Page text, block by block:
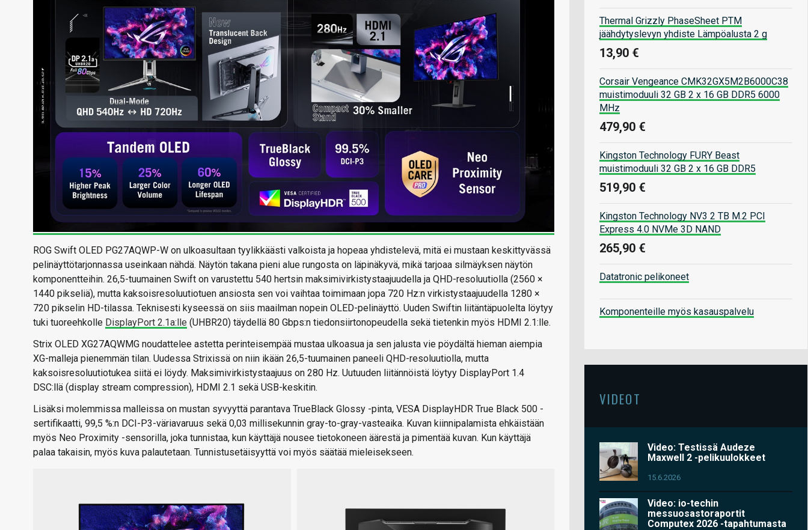
ROG Swift OLED PG27AQWP-W on ulkoasultaan tyylikkäästi valkoista ja hopeaa yhdistelevä, mitä ei mustaan keskittyvässä
pelinäyttötarjonnassa useinkaan nähdä. Näytön takana pieni alue rungosta on läpinäkyvä, mikä tarjoaa silmäyksen näytön
komponentteihin. 26,5-tuumainen Swift on varustettu 540 hertsin maksimivirkistystaajuudella ja QHD-resoluutiolla (2560 ×
1440 pikseliä), mutta kaksoisresoluutiotuen ansiosta sen voi vaihtaa toimimaan jopa 720 Hz:n virkistystaajuudella 1280 ×
720 pikselin HD-tilassa. Teknisesti kyseessä on siis maailman nopein OLED-pelinäyttö. Uuden Swiftin liitäntäpuolelta löytyy
tuki tuoreehkolle DisplayPort 2.1a:lle (UHBR20) täydellä 80 Gbps:n tiedonsiirtonopeudella sekä tietenkin myös HDMI 2.1:lle.
Strix OLED XG27AQWMG noudattelee astetta perinteisempää mustaa ulkoasua ja sen jalusta vie pöydältä hieman aiempia
XG-malleja pienemmän tilan. Uudessa Strixissä on niin ikään 26,5-tuumainen paneeli QHD-resoluutiolla, mutta
kaksoisresoluutiotukea siitä ei löydy. Maksimivirkistystaajuus on 280 Hz. Uutuuden liitännöistä löytyy DisplayPort 1.4
DSC:llä (display stream compression), HDMI 2.1 sekä USB-keskitin.
Lisäksi molemmissa malleissa on mustan syvyyttä parantava TrueBlack Glossy -pinta, VESA DisplayHDR True Black 500 -
sertifikaatti, 99,5 %:n DCI-P3-väriavaruus sekä 0,03 millisekunnin gray-to-gray-vasteaika. Kuvan kiinnipalamista ehkäistään
myös Neo Proximity -sensorilla, joka tunnistaa, kun käyttäjä nousee tietokoneen äärestä ja pimentää kuvan. Kun käyttäjä
palaa takaisin, myös kuva palautetaan. Tunnistusetäisyyttä voi myös säätää mieleisekseen.
Thermal Grizzly PhaseSheet PTM
jäähdytyslevyn yhdiste Lämpöalusta 2 g
13,90 €
Corsair Vengeance CMK32GX5M2B6000C38
muistimoduuli 32 GB 2 x 16 GB DDR5 6000
MHz
479,90 €
Kingston Technology FURY Beast
muistimoduuli 32 GB 2 x 16 GB DDR5
519,90 €
Kingston Technology NV3 2 TB M.2 PCI
Express 4.0 NVMe 3D NAND
265,90 €
Datatronic pelikoneet
Komponenteille myös kasauspalvelu
VIDEOT
Video: Testissä Audeze
Maxwell 2 -pelikuulokkeet
15.6.2026
Video: io-techin
messuosastoraportit
Computex 2026 -tapahtumasta